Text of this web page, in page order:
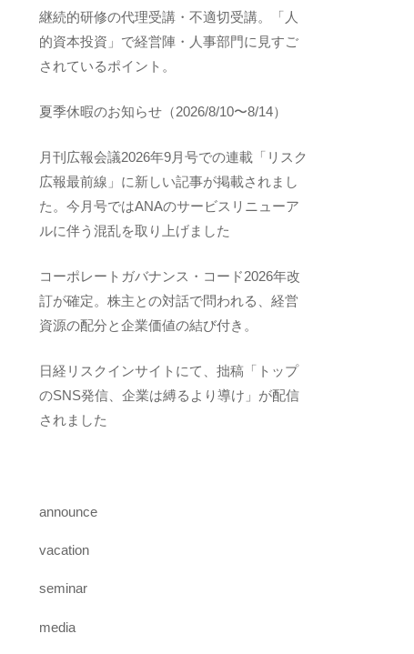
継続的研修の代理受講・不適切受講。「人
的資本投資」で経営陣・人事部門に見すご
されているポイント。
夏季休暇のお知らせ（2026/8/10〜8/14）
月刊広報会議2026年9月号での連載「リスク
広報最前線」に新しい記事が掲載されまし
た。今月号ではANAのサービスリニューア
ルに伴う混乱を取り上げました
コーポレートガバナンス・コード2026年改
訂が確定。株主との対話で問われる、経営
資源の配分と企業価値の結び付き。
日経リスクインサイトにて、拙稿「トップ
のSNS発信、企業は縛るより導け」が配信
されました
announce
vacation
seminar
media